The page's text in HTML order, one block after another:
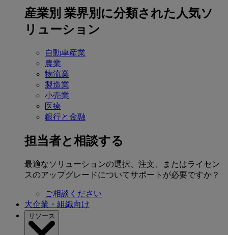
産業別 業界別に分類された人気ソ
リューション
自動車産業
農業
物流業
製造業
小売業
医療
銀行と金融
担当者と相談する
最適なソリューションの選択、注文、またはライセン
スのアップグレードについてサポートが必要ですか？
ご相談ください
大企業・組織向け
リソース